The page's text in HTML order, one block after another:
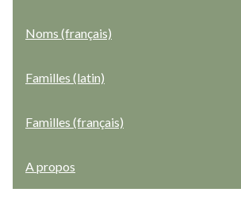
Noms (français)
Familles (latin)
Familles (français)
A propos